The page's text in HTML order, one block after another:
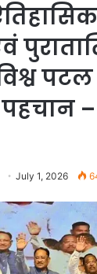
email
July 1, 2026